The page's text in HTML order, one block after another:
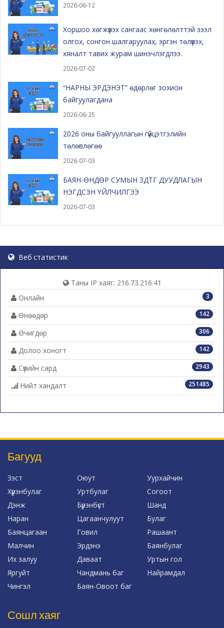
2026-06-12
Хоршоо хөгжүүлэх сангаас хөнгөлөлттэй зээл
олгох, сонгон шалгаруулах, эргэн төлүүлэх,
хяналт тавих журам шинэчлэгдлээ.
2026-07-02
“НАРНЫ ЭРДЭНЭТ” өдөрлөг зохион
байгуулагдана
2026-06-25
2026 оны байгууллагын гүйцэтгэлийн
төлөвлөгөө
2026-07-03
БАЯН-ӨНДӨР СУМЫН ЗДТГ ДУУДЛАГЫН
НЭГДСЭН ҮЙЛЧИЛГЭЭ
2026-07-03
Веб статистик
Таны IP хаяг: 216.73.216.41
3
Онлайн
142
Өнөөдөр
306
Өчигдөр
142
Долоо хоногт
2943
Сүүлийн сард
251485
Нийт хандалт
Багууд
Зэст Оюут
Уурхайчин
Хүрэнбулаг
Уртбулаг
Согоот
Дэнж
Бүрэнбүст
Шанд
Наран
Цагаанчулуут
Булаг
Баянцагаан
Говил
Рашаант
Малчин
Эрдэнэ
Баянбулаг
Их залуу
Даваат
Уртын гол
Яргуйт
Чандмань баг
Найрамдал
Чингэл
Баян-Овоот баг
Сошл хаяг